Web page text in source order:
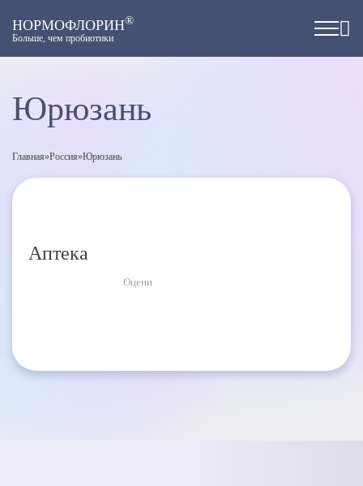
НОРМОФЛОРИН®
Больше, чем пробиотики
Юрюзань
Главная»Россия»Юрюзань
Аптека
Оцени